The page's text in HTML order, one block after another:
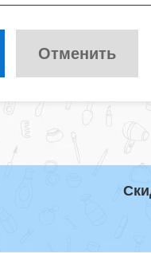
Отменить